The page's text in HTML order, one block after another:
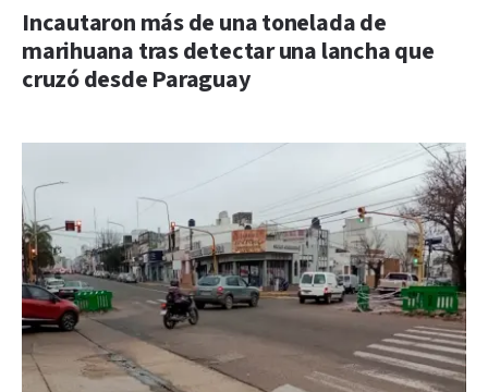
Incautaron más de una tonelada de
marihuana tras detectar una lancha que
cruzó desde Paraguay